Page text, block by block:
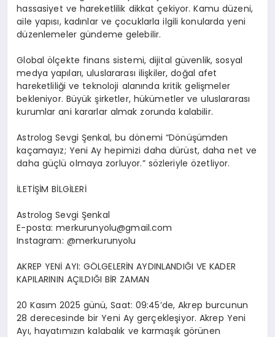
hassasiyet ve hareketlilik dikkat çekiyor. Kamu düzeni,
aile yapısı, kadınlar ve çocuklarla ilgili konularda yeni
düzenlemeler gündeme gelebilir.
Global ölçekte finans sistemi, dijital güvenlik, sosyal
medya yapıları, uluslararası ilişkiler, doğal afet
hareketliliği ve teknoloji alanında kritik gelişmeler
bekleniyor. Büyük şirketler, hükümetler ve uluslararası
kurumlar ani kararlar almak zorunda kalabilir.
AstrologSevgi Şenkal, bu dönemi “Dönüşümden
kaçamayız; Yeni Ay hepimizi daha dürüst, daha net ve
daha güçlü olmaya zorluyor.” sözleriyle özetliyor.
İLETİŞİM BİLGİLERİ
Astrolog Sevgi Şenkal
E-posta:merkurunyolu@gmail.com
Instagram: @merkurunyolu
AKREP YENİ AYI: GÖLGELERİN AYDINLANDIĞI VE KADER
KAPILARININ AÇILDIĞI BİR ZAMAN
20 Kasım 2025 günü, Saat: 09:45’de, Akrep burcunun
28 derecesinde bir Yeni Ay gerçekleşiyor. Akrep Yeni
Ayı, hayatımızın kalabalık ve karmaşık görünen